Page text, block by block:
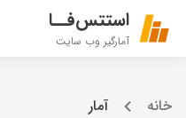
استتس‌فــا
آمارگیر وب سایت
خانه آمار